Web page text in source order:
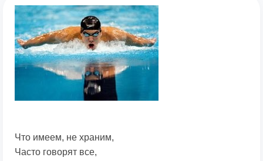
Что имеем, не храним,
Часто говорят все,